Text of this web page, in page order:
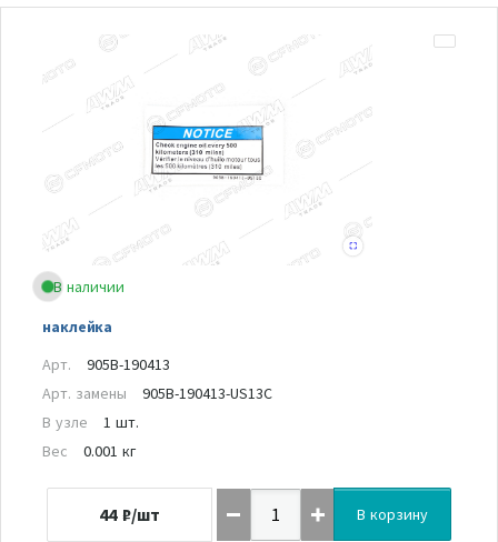
В наличии
наклейка
Арт.
905B-190413
Арт. замены
905B-190413-US13C
В узле
1 шт.
Вес
0.001 кг
44 ₽/шт В корзину